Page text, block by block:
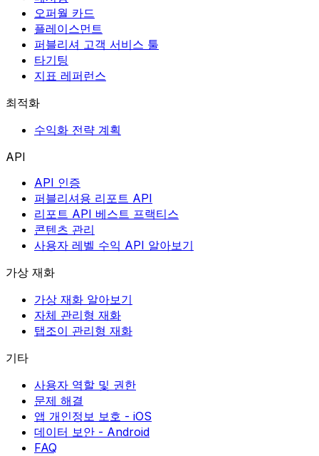
오퍼월 카드
플레이스먼트
퍼블리셔 고객 서비스 툴
타기팅
지표 레퍼런스
최적화
수익화 전략 계획
API
API 인증
퍼블리셔용 리포트 API
리포트 API 베스트 프랙티스
콘텐츠 관리
사용자 레벨 수익 API 알아보기
가상 재화
가상 재화 알아보기
자체 관리형 재화
탭조이 관리형 재화
기타
사용자 역할 및 권한
문제 해결
앱 개인정보 보호 - iOS
데이터 보안 - Android
FAQ